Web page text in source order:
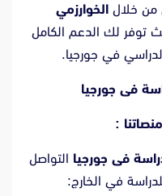
من خلال الخوارزمي
توفر لك الدعم الكامل
في جورجيا.
فى جورجيا
:
فى جورجيا التواصل
في الخارج: